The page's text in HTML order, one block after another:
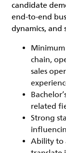
candidate
end-to-end
dynamics, and
Minimum
chain,
sales
related
Strong
Ability to